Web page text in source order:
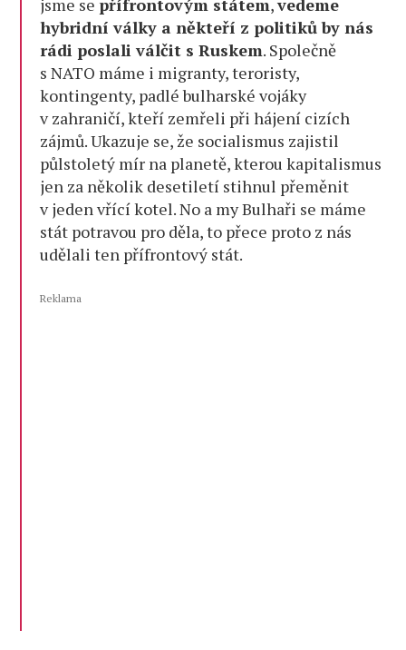
jsme se přífrontovým státem,vedeme
hybridní války a někteří z politiků by nás
rádi poslali válčit s Ruskem. Společně
s NATO máme i migranty, teroristy,
kontingenty, padlé bulharské vojáky
v zahraničí, kteří zemřeli při hájení cizích
zájmů. Ukazuje se, že socialismus zajistil
půlstoletý mír na planetě, kterou kapitalismus
jen za několik desetiletí stihnul přeměnit
v jeden vřící kotel. No a my Bulhaři se máme
stát potravou pro děla, to přece proto z nás
udělali ten přífrontový stát.
Reklama